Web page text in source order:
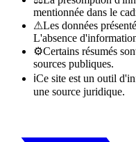
mentionnée dans le
⚠Les données
L'absence
⚙Certains résumés
sources publiques.
ℹCe site est un outil
une source juridique.